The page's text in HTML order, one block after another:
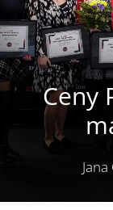
Ceny